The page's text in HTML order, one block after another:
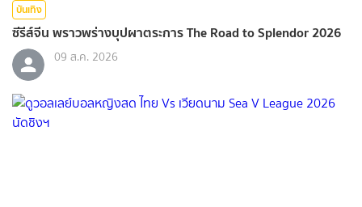
บันเทิง
ซีรีส์จีน พราวพร่างบุปผาตระการ The Road to Splendor 2026
09 ส.ค. 2026